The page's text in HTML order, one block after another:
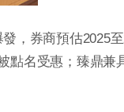
，券商預估2025
點名受惠；臻鼎兼